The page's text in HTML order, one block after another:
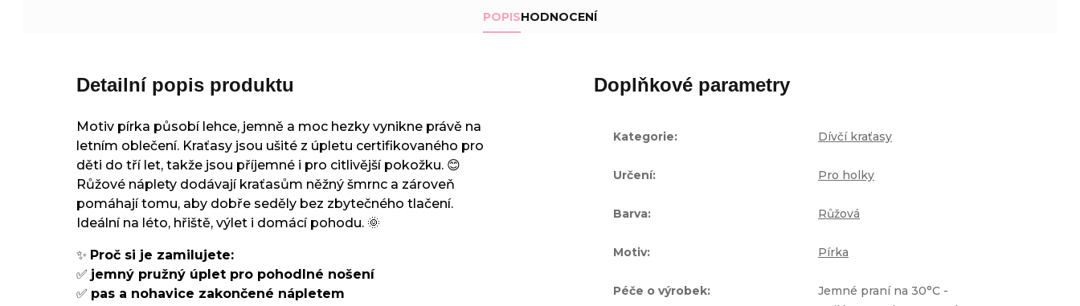
POPISHODNOCENÍ
Detailní popis produktu
Motiv pírka působí lehce, jemně a moc hezky vynikne právě na
letním oblečení. Kraťasy jsou ušité z úpletu certifikovaného pro
děti do tří let, takže jsou příjemné i pro citlivější pokožku. 😊
Růžové náplety dodávají kraťasům něžný šmrnc a zároveň
pomáhají tomu, aby dobře seděly bez zbytečného tlačení.
Ideální na léto, hřiště, výlet i domácí pohodu. 🌞
✨ Proč si je zamilujete:
✅ jemný pružný úplet pro pohodlné nošení
✅ pas a nohavice zakončené nápletem
Doplňkové parametry
Kategorie: Dívčí kraťasy
Určení: Pro holky
Barva: Růžová
Motiv: Pírka
Péče o výrobek:
Jemné praní na 30°C -